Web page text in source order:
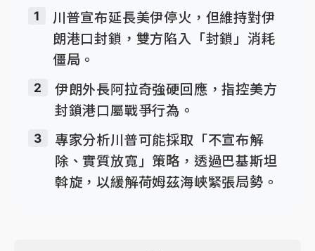
1
川普宣布延長美伊停火，但維持對伊
朗港口封鎖，雙方陷入「封鎖」消耗
僵局。
2
伊朗外長阿拉奇強硬回應，指控美方
封鎖港口屬戰爭行為。
3
專家分析川普可能採取「不宣布解
除、實質放寬」策略，透過巴基斯坦
斡旋，以緩解荷姆茲海峽緊張局勢。